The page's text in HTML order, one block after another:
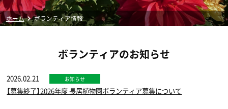
ホーム ボランティア情報
ボランティアのお知らせ
2026.02.21 お知らせ
【募集終了】2026年度 長居植物園ボランティア募集について